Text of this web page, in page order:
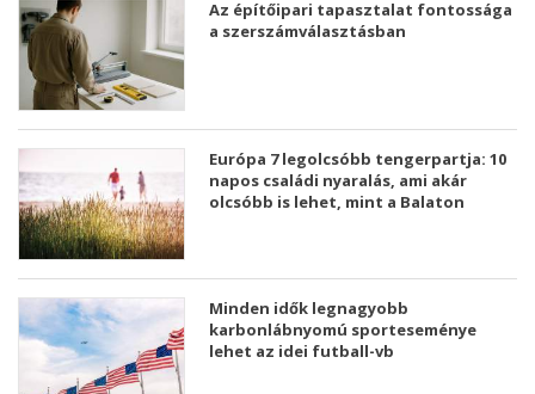
Az építőipari tapasztalat fontossága
a szerszámválasztásban
Európa 7 legolcsóbb tengerpartja: 10
napos családi nyaralás, ami akár
olcsóbb is lehet, mint a Balaton
Minden idők legnagyobb
karbonlábnyomú sporteseménye
lehet az idei futball-vb